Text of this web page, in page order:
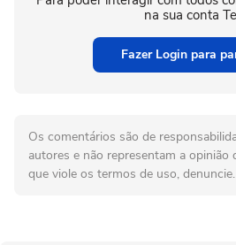
na sua conta
Fazer Login para
Os comentários são de
autores e não representam a opinião
que viole os termos de uso, denuncie.